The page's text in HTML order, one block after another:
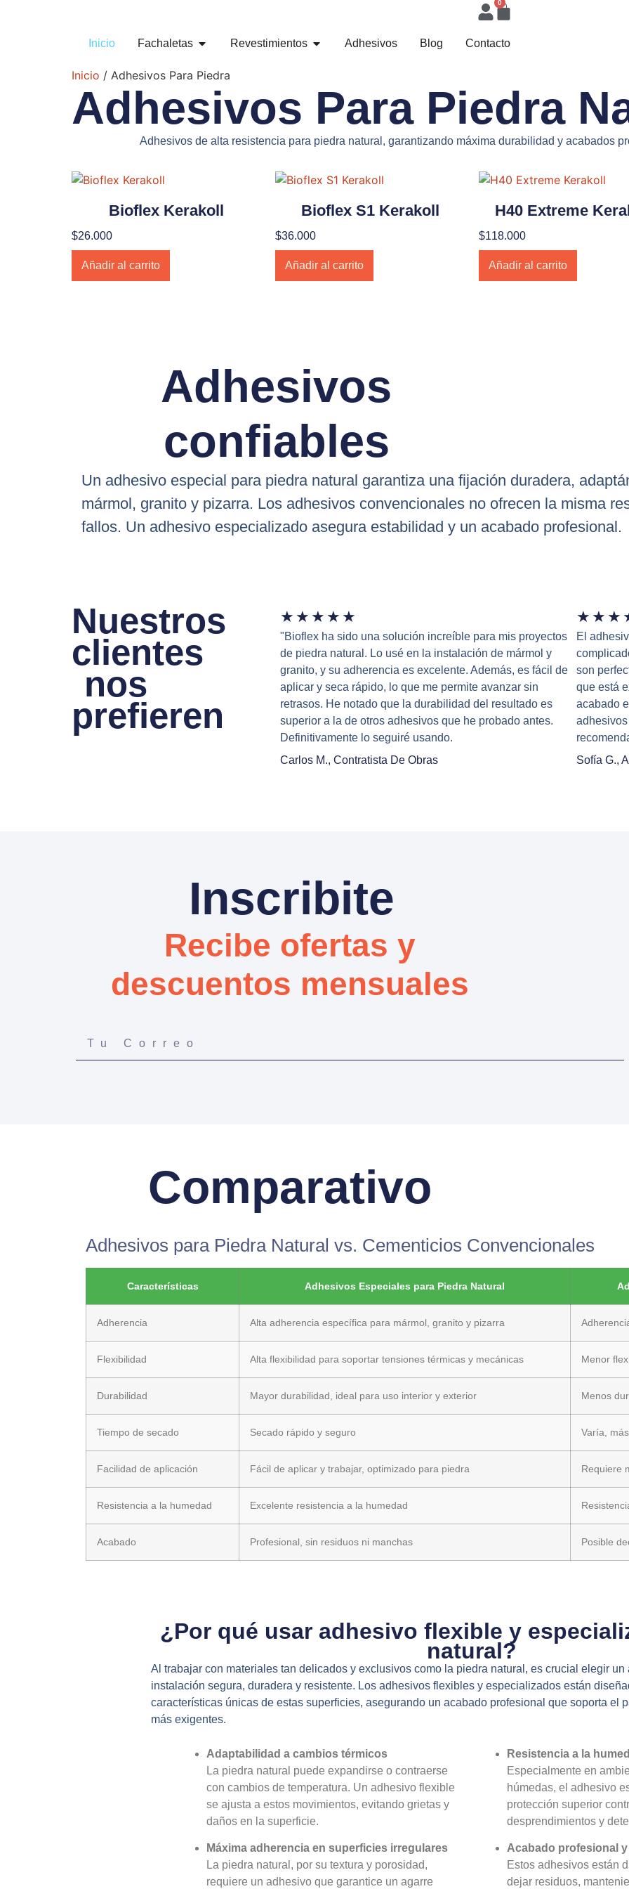
0
Inicio Fachaletas Revestimientos Adhesivos Blog Contacto
Inicio / Adhesivos Para Piedra
Adhesivos Para Piedra
Adhesivos de alta resistencia para piedra natural, garantizando máxima durabilidad y acabados
Bioflex Kerakoll
$26.000
Añadir al carrito
Bioflex S1 Kerakoll
$36.000
Añadir al carrito
H40 Extreme
$118.000
Añadir al carrito
Adhesivos
confiables
Un adhesivo especial para piedra natural garantiza una fijación duradera,
mármol, granito y pizarra. Los adhesivos convencionales no ofrecen la misma
fallos. Un adhesivo especializado asegura estabilidad y un acabado profesional.
Nuestros
clientes
nos
prefieren
★ ★ ★ ★ ★
"Bioflex ha sido una solución increíble para mis proyectos
de piedra natural. Lo usé en la instalación de mármol y
granito, y su adherencia es excelente. Además, es fácil de
aplicar y seca rápido, lo que me permite avanzar sin
retrasos. He notado que la durabilidad del resultado es
superior a la de otros adhesivos que he probado antes.
Definitivamente lo seguiré usando.
Carlos M., Contratista De Obras
★ ★ ★
El
son
que está
acabado
Sofía G.,
Inscribite
Recibe ofertas y
descuentos mensuales
Comparativo
Adhesivos para Piedra Natural vs. Cementicios Convencionales
Características Adhesivos Especiales para Piedra Natural
Adherencia Alta adherencia específica para mármol, granito y pizarra
Flexibilidad Alta flexibilidad para soportar tensiones térmicas y mecánicas Menor
Durabilidad Mayor durabilidad, ideal para uso interior y exterior Menos
Tiempo de secado Secado rápido y seguro Varía,
Facilidad de aplicación Fácil de aplicar y trabajar, optimizado para piedra Requiere
Resistencia a la humedad Excelente resistencia a la humedad
Acabado Profesional, sin residuos ni manchas Posible
¿Por qué usar adhesivo flexible y
natural?
Al trabajar con materiales tan delicados y exclusivos como la piedra natural, es crucial elegir
instalación segura, duradera y resistente. Los adhesivos flexibles y especializados están
características únicas de estas superficies, asegurando un acabado profesional que soporta el
más exigentes.
Adaptabilidad a cambios térmicos
La piedra natural puede expandirse o contraerse
con cambios de temperatura. Un adhesivo flexible
se ajusta a estos movimientos, evitando grietas y
daños en la superficie.
Máxima adherencia en superficies irregulares
La piedra natural, por su textura y porosidad,
requiere un adhesivo que garantice un agarre
Resistencia a la
Especialmente en
húmedas, el adhesivo
protección superior
desprendimientos y
Acabado profesional
Estos adhesivos están
dejar residuos,